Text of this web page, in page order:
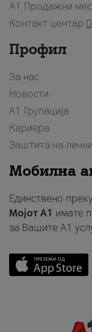
A1 Продажни
Контакт центар
Профил
За нас
Новости
А1 Групација
Кариера
Заштита на
Мобилна
Единствено
Мојот A1 имате
за Вашите A1